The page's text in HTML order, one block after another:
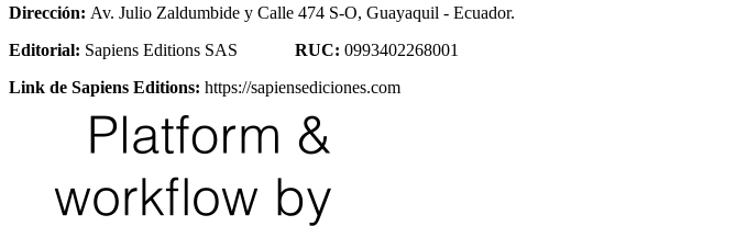
Dirección: Av. Julio Zaldumbide y Calle 474 S-O, Guayaquil - Ecuador.
Editorial: Sapiens Editions SAS RUC: 0993402268001
Link de Sapiens Editions: https://sapiensediciones.com